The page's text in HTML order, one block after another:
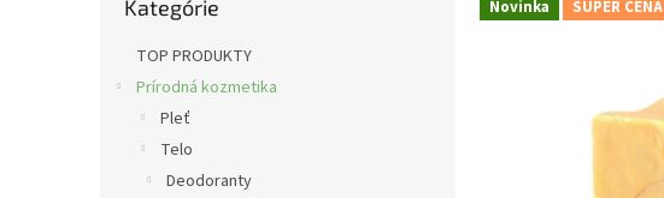
kategórie
Kategórie
TOP PRODUKTY
Prírodná kozmetika
Pleť
Telo
Deodoranty
Novinka SUPER CENA